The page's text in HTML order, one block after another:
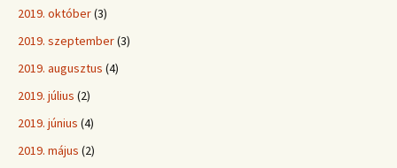
2019. október(3)
2019. szeptember(3)
2019. augusztus (4)
2019. július (2)
2019. június (4)
2019. május (2)